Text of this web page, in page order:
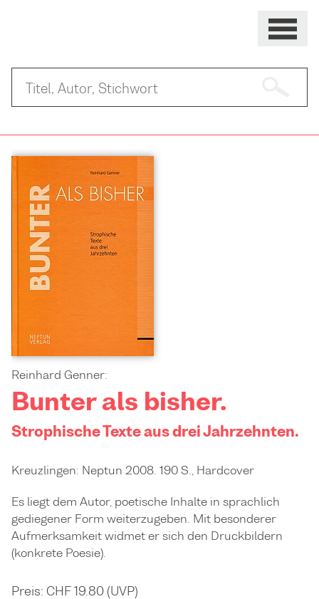
Reinhard Genner:
Bunter als bisher.
Strophische Texte aus drei Jahrzehnten.
Kreuzlingen: Neptun 2008. 190 S., Hardcover
Es liegt dem Autor, poetische Inhalte in sprachlich
gediegener Form weiterzugeben. Mit besonderer
Aufmerksamkeit widmet er sich den Druckbildern
(konkrete Poesie).
Preis: CHF 19.80 (UVP)